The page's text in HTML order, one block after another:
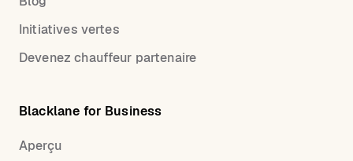
Initiatives vertes
Devenez chauffeur partenaire
Blacklane for Business
Aperçu